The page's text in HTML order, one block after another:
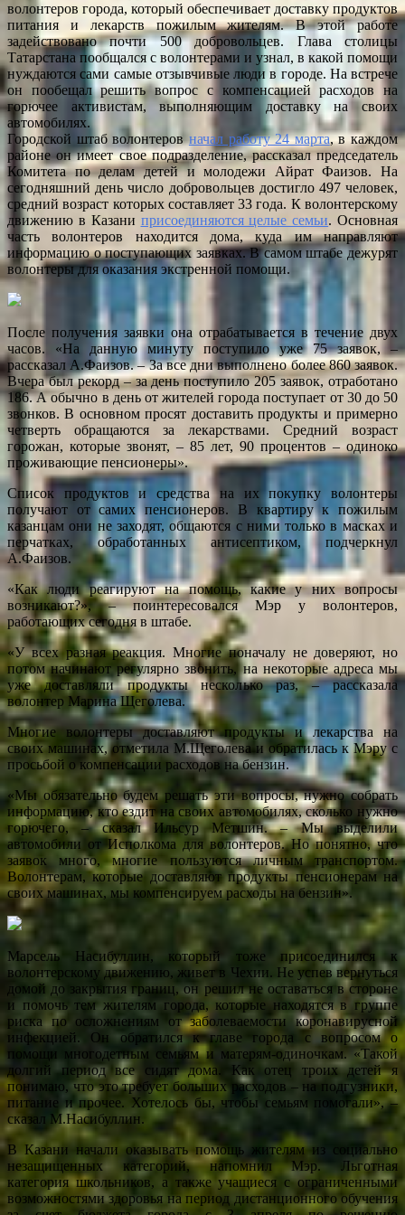
волонтеров города, который обеспечивает доставку продуктов
питания и лекарств пожилым жителям. В этой работе
задействовано почти 500 добровольцев. Глава столицы
Татарстана пообщался с волонтерами и узнал, в какой помощи
нуждаются сами самые отзывчивые люди в городе. На встрече
он пообещал решить вопрос с компенсацией расходов на
горючее активистам, выполняющим доставку на своих
автомобилях.
Городской штаб волонтеровначал работу 24 марта, в каждом
районе он имеет свое подразделение, рассказал председатель
Комитета по делам детей и молодежи Айрат Фаизов. На
сегодняшний день число добровольцев достигло 497 человек,
средний возраст которых составляет 33 года. К волонтерскому
движению в Казани присоединяются целые семьи. Основная
часть волонтеров находится дома, куда им направляют
информацию о поступающих заявках. В самом штабе дежурят
волонтеры для оказания экстренной помощи.
После получения заявки она отрабатывается в течение двух
часов. «На данную минуту поступило уже 75 заявок, –
рассказал А.Фаизов. – За все дни выполнено более 860 заявок.
Вчера был рекорд – за день поступило 205 заявок, отработано
186. А обычно в день от жителей города поступает от 30 до 50
звонков. В основном просят доставить продукты и примерно
четверть обращаются за лекарствами. Средний возраст
горожан, которые звонят, – 85 лет, 90 процентов – одиноко
проживающие пенсионеры».
Список продуктов и средства на их покупку волонтеры
получают от самих пенсионеров. В квартиру к пожилым
казанцам они не заходят, общаются с ними только в масках и
перчатках, обработанных антисептиком, подчеркнул
А.Фаизов.
«Как люди реагируют на помощь, какие у них вопросы
возникают?», – поинтересовался Мэр у волонтеров,
работающих сегодня в штабе.
«У всех разная реакция. Многие поначалу не доверяют, но
потом начинают регулярно звонить, на некоторые адреса мы
уже доставляли продукты несколько раз, – рассказала
волонтер Марина Щеголева.
Многие волонтеры доставляют продукты и лекарства на
своих машинах, отметила М.Щеголева и обратилась к Мэру с
просьбой о компенсации расходов на бензин.
«Мы обязательно будем решать эти вопросы, нужно собрать
информацию, кто ездит на своих автомобилях, сколько нужно
горючего, – сказал Ильсур Метшин. – Мы выделили
автомобили от Исполкома для волонтеров. Но понятно, что
заявок много, многие пользуются личным транспортом.
Волонтерам, которые доставляют продукты пенсионерам на
своих машинах, мы компенсируем расходы на бензин».
Марсель Насибуллин, который тоже присоединился к
волонтерскому движению, живет в Чехии. Не успев вернуться
домой до закрытия границ, он решил не оставаться в стороне
и помочь тем жителям города, которые находятся в группе
риска по осложнениям от заболеваемости коронавирусной
инфекцией. Он обратился к главе города с вопросом о
помощи многодетным семьям и матерям-одиночкам. «Такой
долгий период все сидят дома. Как отец троих детей я
понимаю, что это требует больших расходов – на подгузники,
питание и прочее. Хотелось бы, чтобы семьям помогали», –
сказал М.Насибуллин.
В Казани начали оказывать помощь жителям из социально
незащищенных категорий, напомнил Мэр. Льготная
категория школьников, а также учащиеся с ограниченными
возможностями здоровья на период дистанционного обучения